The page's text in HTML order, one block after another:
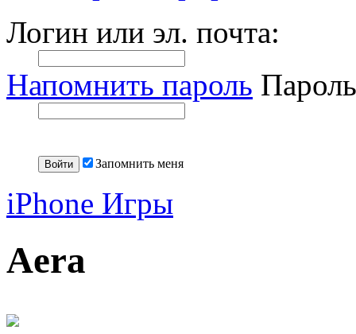
Логин или эл. почта:
Напомнить пароль
Запомнить меня
iPhone Игры
Aera